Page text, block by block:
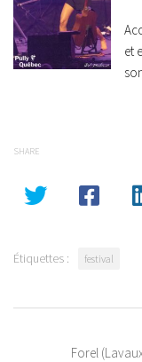
et
SHARE
Étiquettes : festival
Forel